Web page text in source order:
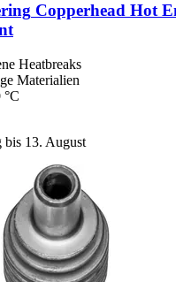
Copperhead Hot
Heatbreaks
Materialien
°C
bis 13. August